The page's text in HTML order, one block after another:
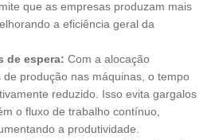
que as empresas produzam mais
a eficiência geral da
de espera: Com a alocação
de produção nas máquinas, o tempo
reduzido. Isso evita gargalos
o fluxo de trabalho contínuo,
a produtividade.